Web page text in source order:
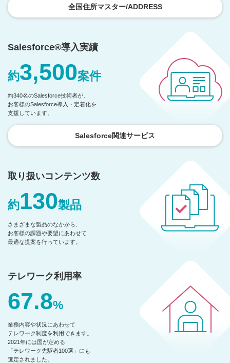
全国住所マスター/ADDRESS
Salesforce®導入実績
約3,500案件
約340名のSalesforce技術者が、
お客様のSalesforce導入・定着化を
支援しています。
Salesforce関連サービス
取り扱いコンテンツ数
約130製品
さまざまな製品のなかから、
お客様の課題や要望にあわせて
最適な提案を行っています。
テレワーク利用率
67.8%
業務内容や状況にあわせて
テレワーク制度を利用できます。
2021年には国が定める
「テレワーク先駆者100選」にも
選定されました。